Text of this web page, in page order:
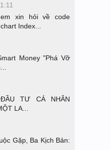
em xin hỏi về code
chart Index...
Money "Phá Vỡ
TƯ CÁ NHÂN
LA...
Gặp, Ba Kịch Bản: